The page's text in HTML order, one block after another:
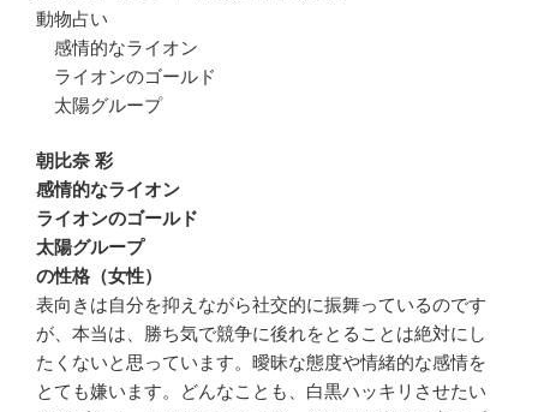
動物占い
感情的なライオン
ライオンのゴールド
太陽グループ
朝比奈 彩
感情的なライオン
ライオンのゴールド
太陽グループ
の性格（女性）
表向きは自分を抑えながら社交的に振舞っているのです
が、本当は、勝ち気で競争に後れをとることは絶対にし
たくないと思っています。曖昧な態度や情緒的な感情を
とても嫌います。どんなことも、白黒ハッキリさせたい